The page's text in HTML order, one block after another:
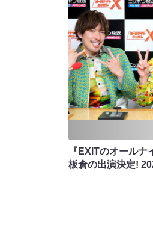
『EXITのオール
板倉の出演決定!